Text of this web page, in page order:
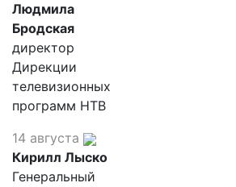
Людмила
Бродская
директор
Дирекции
телевизионных
программ НТВ
14 августа
Кирилл Лыско
Генеральный